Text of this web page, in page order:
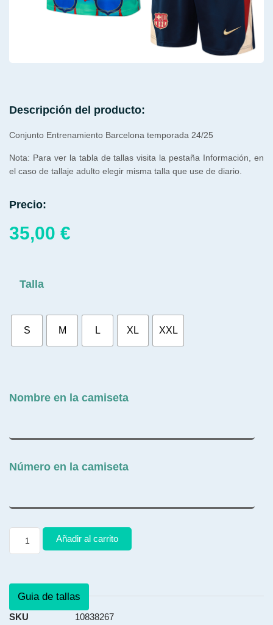
Descripción del producto:
Conjunto Entrenamiento Barcelona temporada 24/25
Nota: Para ver la tabla de tallas visita la pestaña Información, en
el caso de tallaje adulto elegir misma talla que use de diario.
Precio:
35,00 €
Talla
S M L XL XXL
Nombre en la camiseta
Número en la camiseta
Añadir al carrito
Guia de tallas
SKU
10838267